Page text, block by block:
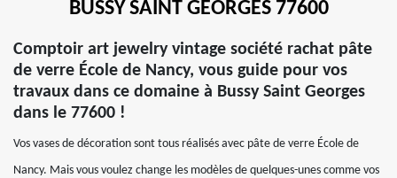
BUSSY SAINT GEORGES 77600
Comptoir art jewelry vintage société rachat pâte
de verre École de Nancy, vous guide pour vos
travaux dans ce domaine à Bussy Saint Georges
dans le 77600 !
Vos vases de décoration sont tous réalisés avec pâte de verre École de
Nancy. Mais vous voulez change les modèles de quelques-unes comme vos